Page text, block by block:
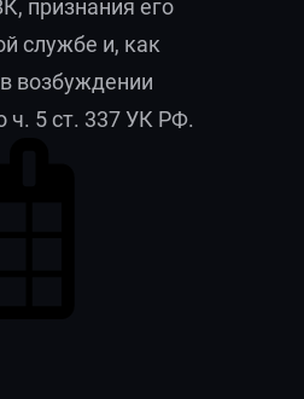
признания его
службе и, как
возбуждении
ч. 5 ст. 337 УК РФ.